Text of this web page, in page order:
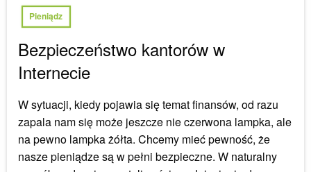
Pieniądz
Bezpieczeństwo kantorów w
Internecie
W sytuacji, kiedy pojawia się temat finansów, od razu
zapala nam się może jeszcze nie czerwona lampka, ale
na pewno lampka żółta. Chcemy mieć pewność, że
nasze pieniądze są w pełni bezpieczne. W naturalny